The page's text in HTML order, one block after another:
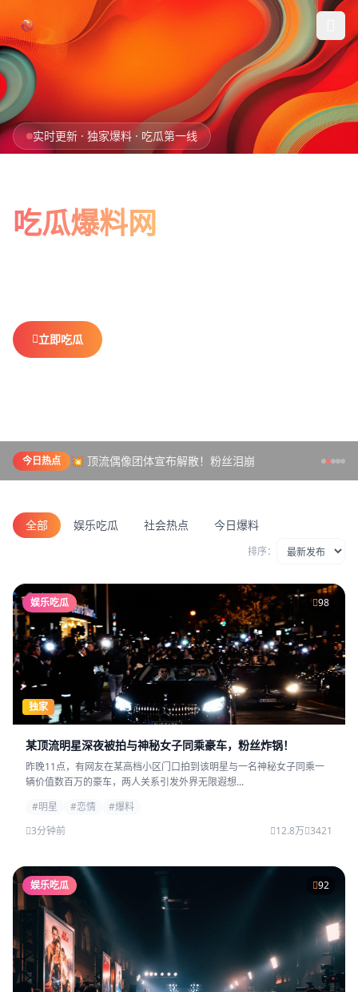
首页
今日爆料
实时更新 · 独家爆料 · 吃瓜第一线
吃瓜爆料网
立即吃瓜
今日热点 💥 顶流偶像团体宣布解散！粉丝泪崩
全部 娱乐吃瓜 社会热点 今日爆料
排序：
娱乐吃瓜 98
独家
某顶流明星深夜被拍与神秘女子同乘豪车，粉丝炸锅！
昨晚11点，有网友在某高档小区门口拍到该明星与一名神秘女子同乘一
辆价值数百万的豪车，两人关系引发外界无限遐想...
#明星
#恋情
#爆料
3分钟前
12.8万 3421
娱乐吃瓜 92